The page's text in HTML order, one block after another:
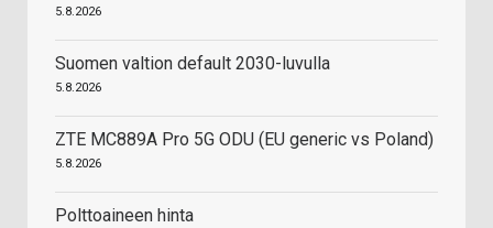
5.8.2026
Suomen valtion default 2030-luvulla
5.8.2026
ZTE MC889A Pro 5G ODU (EU generic vs Poland)
5.8.2026
Polttoaineen hinta